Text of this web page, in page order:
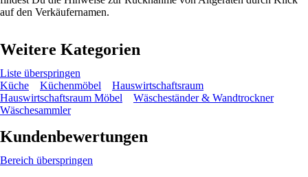
auf den Verkäufernamen.
Weitere Kategorien
Liste überspringen
Küche
Küchenmöbel
Hauswirtschaftsraum
Hauswirtschaftsraum Möbel
Wäscheständer & Wandtrockner
Wäschesammler
Kundenbewertungen
Bereich überspringen